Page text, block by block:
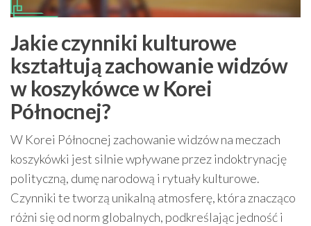
Jakie czynniki kulturowe
kształtują zachowanie widzów
w koszykówce w Korei
Północnej?
W Korei Północnej zachowanie widzów na meczach
koszykówki jest silnie wpływane przez indoktrynację
polityczną, dumę narodową i rytuały kulturowe.
Czynniki te tworzą unikalną atmosferę, która znacząco
różni się od norm globalnych, podkreślając jedność i